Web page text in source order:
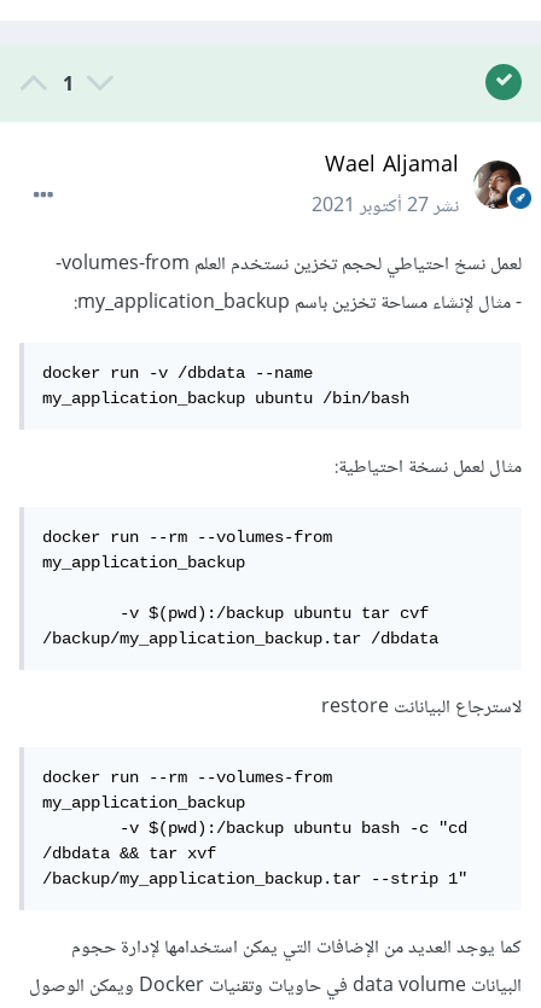
1
Wael Aljamal
نشر27 أكتوبر 2021
لعمل نسخ احتياطي لحجم تخزين نستخدم العلم volumes-from-
- مثال لإنشاء مساحة تخزين باسم my_application_backup:
docker run -v /dbdata --name
my_application_backup ubuntu /bin/bash
مثال لعمل نسخة احتياطية:
docker run --rm --volumes-from
my_application_backup
	-v $(pwd):/backup ubuntu tar cvf
/backup/my_application_backup.tar /dbdata
لاسترجاع البيانانت restore
docker run --rm --volumes-from
my_application_backup
	-v $(pwd):/backup ubuntu bash -c "cd
/dbdata && tar xvf
/backup/my_application_backup.tar --strip 1"
كما يوجد العديد من الإضافات التي يمكن استخدامها لإدارة حجوم
البيانات data volume في حاويات وتقنيات Docker ويمكن الوصول